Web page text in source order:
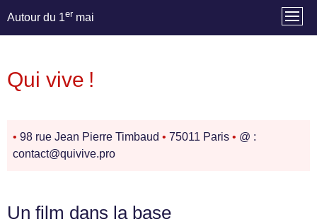
Autour du 1er mai
Qui vive !
• 98 rue Jean Pierre Timbaud • 75011 Paris • @ :
contact@quivive.pro
Un film dans la base